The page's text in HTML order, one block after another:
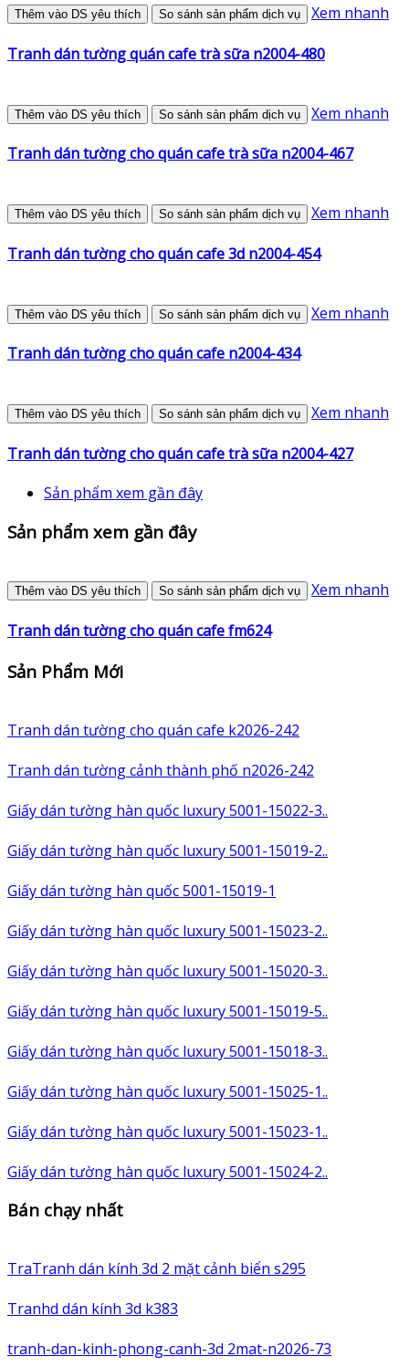
Thêm vào DS yêu thích So sánh sản phẩm dịch vụ Xem nhanh
Tranh dán tường quán cafe trà sữa n2004-480
Thêm vào DS yêu thích So sánh sản phẩm dịch vụ Xem nhanh
Tranh dán tường cho quán cafe trà sữa n2004-467
Thêm vào DS yêu thích So sánh sản phẩm dịch vụ Xem nhanh
Tranh dán tường cho quán cafe 3d n2004-454
Thêm vào DS yêu thích So sánh sản phẩm dịch vụ Xem nhanh
Tranh dán tường cho quán cafe n2004-434
Thêm vào DS yêu thích So sánh sản phẩm dịch vụ Xem nhanh
Tranh dán tường cho quán cafe trà sữa n2004-427
Sản phẩm xem gần đây
Sản phẩm xem gần đây
Thêm vào DS yêu thích So sánh sản phẩm dịch vụ Xem nhanh
Tranh dán tường cho quán cafe fm624
Sản Phẩm Mới
Tranh dán tường cho quán cafe k2026-242
Tranh dán tường cảnh thành phố n2026-242
Giấy dán tường hàn quốc luxury 5001-15022-3..
Giấy dán tường hàn quốc luxury 5001-15019-2..
Giấy dán tường hàn quốc 5001-15019-1
Giấy dán tường hàn quốc luxury 5001-15023-2..
Giấy dán tường hàn quốc luxury 5001-15020-3..
Giấy dán tường hàn quốc luxury 5001-15019-5..
Giấy dán tường hàn quốc luxury 5001-15018-3..
Giấy dán tường hàn quốc luxury 5001-15025-1..
Giấy dán tường hàn quốc luxury 5001-15023-1..
Giấy dán tường hàn quốc luxury 5001-15024-2..
Bán chạy nhất
TraTranh dán kính 3d 2 mặt cảnh biển s295
Tranhd dán kính 3d k383
tranh-dan-kinh-phong-canh-3d 2mat-n2026-73